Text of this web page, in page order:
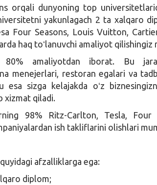
orqali dunyoning top
yakunlagach 2 ta xalqaro
Four Seasons, Louis Vuitton,
haq toʻlanuvchi amaliyot qilishingiz
80% amaliyotdan iborat. Bu
menejerlari, restoran egalari va
esa sizga kelajakda oʻz
xizmat qiladi.
98% Ritz-Carlton, Tesla, Four
ish takliflarini olishlari
afzalliklarga ega:
diplom;